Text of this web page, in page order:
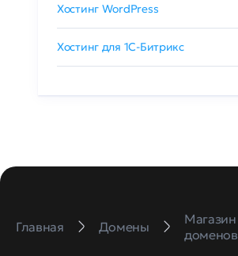
Хостинг WordPress
Хостинг для 1C-Битрикс
Главная Домены
Магазин
доменов